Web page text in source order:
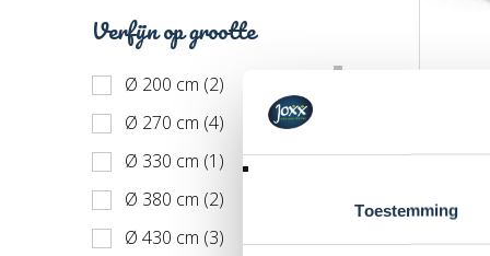
Toestemming
Verfijn op grootte
Ø 200 cm (2)
Ø 270 cm (4)
Ø 330 cm (1)
Ø 380 cm (2)
Ø 430 cm (3)